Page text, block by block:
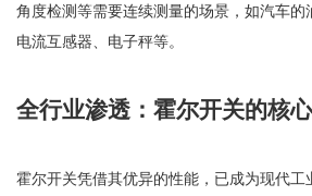
角度检测等需要连续测量的场景，如汽车的
电流互感器、电子秤等。
全行业渗透：霍尔开关的核
霍尔开关凭借其优异的性能，已成为现代工